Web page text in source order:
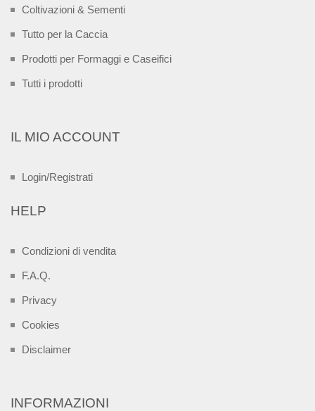
Coltivazioni & Sementi
Tutto per la Caccia
Prodotti per Formaggi e Caseifici
Tutti i prodotti
IL MIO ACCOUNT
Login/Registrati
HELP
Condizioni di vendita
F.A.Q.
Privacy
Cookies
Disclaimer
INFORMAZIONI